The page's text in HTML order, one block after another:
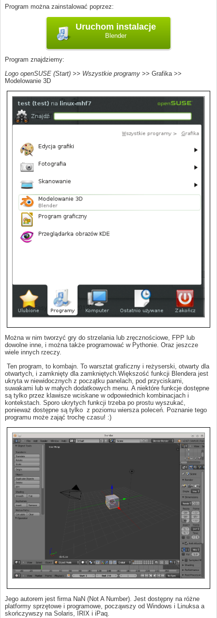
Program można zainstalować poprzez:
Blender
Program znajdziemy:
Logo openSUSE (Start) >> Wszystkie programy >> Grafika >>
Modelowanie 3D
Można w nim tworzyć gry do strzelania lub zręcznościowe, FPP lub
dowolne inne, i można także programować w Pythonie. Oraz jeszcze
wiele innych rzeczy.
Ten program, to kombajn. To warsztat graficzny i reżyserski, otwarty dla
otwartych, i zamknięty dla zamkniętych.Większość funkcji Blendera jest
ukryta w niewidocznych z początku panelach, pod przyciskami,
suwakami lub w małych dodatkowych menu. A niektóre funkcje dostępne
są tylko przez klawisze wciskane w odpowiednich kombinacjach i
kontekstach. Sporo ukrytych funkcji trzeba po prostu wyszukać,
ponieważ dostępne są tylko z poziomu wiersza poleceń. Poznanie tego
programu może zająć trochę czasu! :)
Jego autorem jest firma NaN (Not A Number). Jest dostępny na różne
platformy sprzętowe i programowe, począwszy od Windows i Linuksa a
skończywszy na Solaris, IRIX i iPaq.